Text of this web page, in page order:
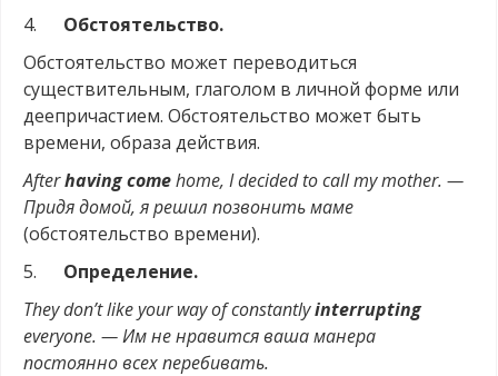
4. Обстоятельство.
Обстоятельство может переводиться
существительным, глаголом в личной форме или
деепричастием. Обстоятельство может быть
времени, образа действия.
Afterhaving comehome, I decided to call my mother. —
Придя домой, я решил позвонить маме
(обстоятельство времени).
5. Определение.
They don’t like your way of constantlyinterrupting
everyone. — Им не нравится ваша манера
постоянно всех перебивать.